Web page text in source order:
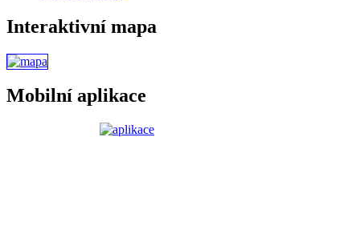
Interaktivní mapa
Mobilní aplikace